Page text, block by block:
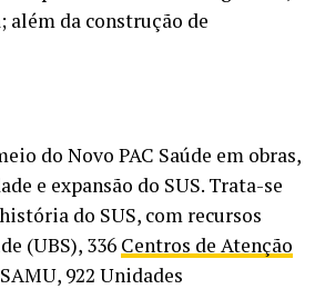
da construção de
do Novo PAC Saúde em obras,
e expansão do SUS. Trata-se
do SUS, com recursos
(UBS), 336 Centros de Atenção
922 Unidades